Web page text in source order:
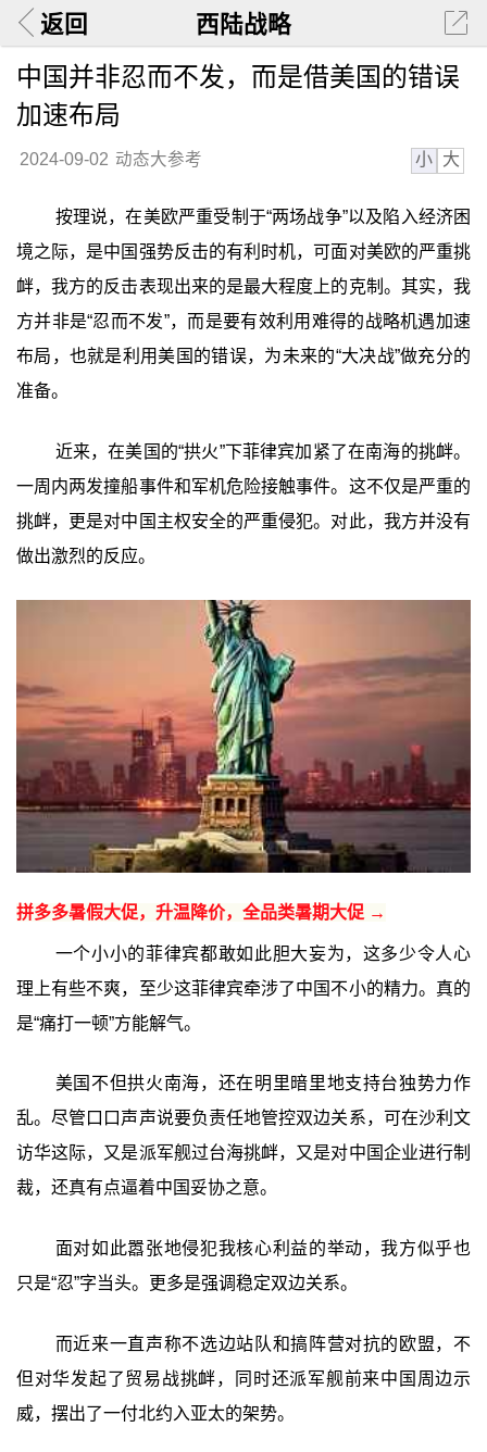
返回 西陆战略
中国并非忍而不发，而是借美国的错误
加速布局
2024-09-02 动态大参考 小 大
按理说，在美欧严重受制于“两场战争”以及陷入经济困
境之际，是中国强势反击的有利时机，可面对美欧的严重挑
衅，我方的反击表现出来的是最大程度上的克制。其实，我
方并非是“忍而不发”，而是要有效利用难得的战略机遇加速
布局，也就是利用美国的错误，为未来的“大决战”做充分的
准备。
近来，在美国的“拱火”下菲律宾加紧了在南海的挑衅。
一周内两发撞船事件和军机危险接触事件。这不仅是严重的
挑衅，更是对中国主权安全的严重侵犯。对此，我方并没有
做出激烈的反应。
拼多多暑假大促，升温降价，全品类暑期大促 →
一个小小的菲律宾都敢如此胆大妄为，这多少令人心
理上有些不爽，至少这菲律宾牵涉了中国不小的精力。真的
是“痛打一顿”方能解气。
美国不但拱火南海，还在明里暗里地支持台独势力作
乱。尽管口口声声说要负责任地管控双边关系，可在沙利文
访华这际，又是派军舰过台海挑衅，又是对中国企业进行制
裁，还真有点逼着中国妥协之意。
面对如此嚣张地侵犯我核心利益的举动，我方似乎也
只是“忍”字当头。更多是强调稳定双边关系。
而近来一直声称不选边站队和搞阵营对抗的欧盟，不
但对华发起了贸易战挑衅，同时还派军舰前来中国周边示
威，摆出了一付北约入亚太的架势。